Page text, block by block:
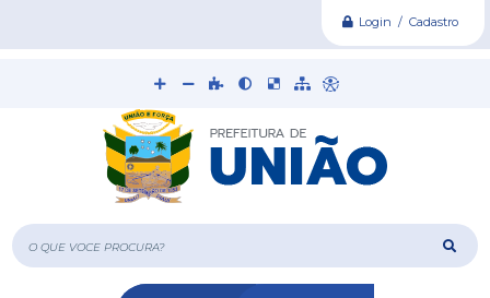
Login / Cadastro
O que voce procura?